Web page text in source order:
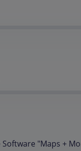
"Maps +